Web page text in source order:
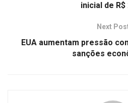
inicial de R$
Next
EUA aumentam pressão
sanções